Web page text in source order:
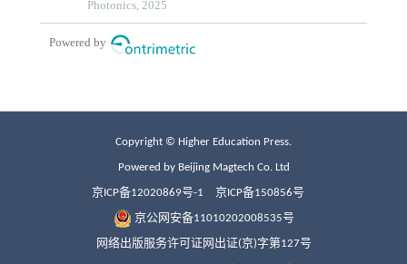
Copyright © Higher Education Press.
Powered by Beijing Magtech Co. Ltd
京ICP备12020869号-1 京ICP备150856号
京公网安备11010202008535号
网络出版服务许可证网出证(京)字第127号